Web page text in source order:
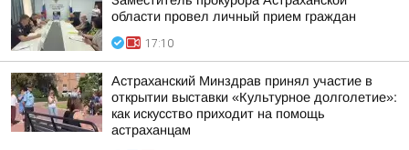
области провел личный прием граждан
17:10
Астраханский Минздрав принял участие в
открытии выставки «Культурное долголетие»:
как искусство приходит на помощь
астраханцам